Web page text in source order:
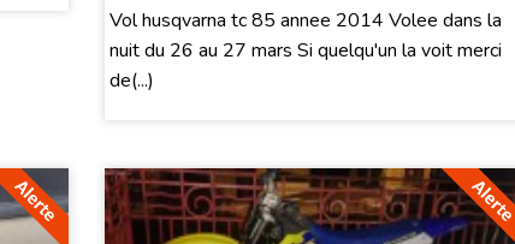
Vol husqvarna tc 85 annee 2014 Volee dans la
nuit du 26 au 27 mars Si quelqu'un la voit merci
de(...)